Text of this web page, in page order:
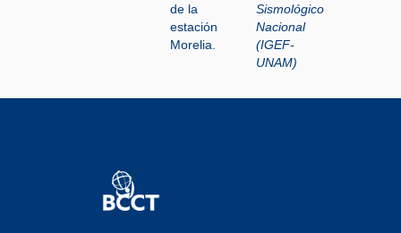
de la
estación
Morelia.
Sismológico
Nacional
(IGEF-
UNAM)